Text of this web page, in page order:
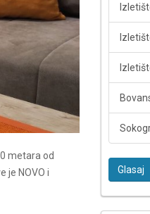
metara od
je NOVO i
Glasaj